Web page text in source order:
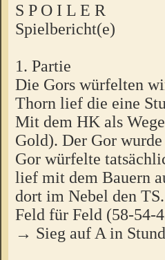
S P O I L E R
Spielbericht(e)
1. Partie
Die Gors würfelten
Thorn lief die eine
Mit dem HK als
Gold). Der Gor
Gor würfelte
lief mit dem Bauern
dort im Nebel den
Feld für Feld (58-54-
→ Sieg auf A in